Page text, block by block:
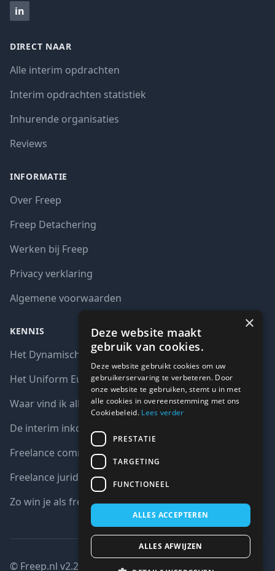
in
DIRECT NAAR
Alle interim opdrachten
Interim opdrachten statistiek
Inhurende organisaties
Reviews
INFORMATIE
Over Freep
Freep Detachering
Werken bij Freep
Privacy verklaring
Algemene voorwaarden
KENNIS
Het Dynamisch aankoopsysteem (DAS)
Het Uniform Europees Aanbestedingsdocument (UEA)
Waar vind ik alle interim opdrachten bij de overheid?
De interim inkoop markt in cijfers
Freelance communicatie vacatures
Freelance juridische vacatures
Zo win je als freelancer een aanbesteding
© Freep.nl v2.2 : 2026 copyright all right reserved
×
Deze website maakt
gebruik van cookies.
Deze website gebruikt cookies om uw
gebruikerservaring te verbeteren. Door
onze website te gebruiken, stemt u in met
alle cookies in overeenstemming met ons
Cookiebeleid. Lees verder
PRESTATIE
TARGETING
FUNCTIONEEL
ALLES ACCEPTEREN
ALLES AFWIJZEN